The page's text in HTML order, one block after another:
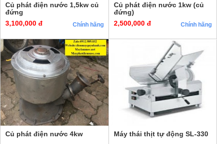
Củ phát điện nước 1,5kw củ
đứng
3,100,000 đ
Chính hãng
Củ phát điện nước 1kw (củ
đứng)
2,500,000 đ
Chính hãng
Củ phát điện nước 4kw Máy thái thịt tự động SL-330